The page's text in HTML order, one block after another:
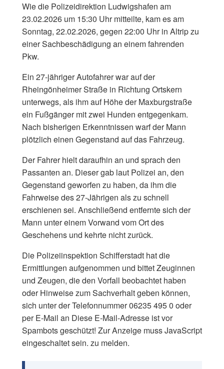
Wie die Polizeidirektion Ludwigshafen am
23.02.2026 um 15:30 Uhr mitteilte, kam es am
Sonntag, 22.02.2026, gegen 22:00 Uhr in Altrip zu
einer Sachbeschädigung an einem fahrenden
Pkw.
Ein 27-jähriger Autofahrer war auf der
Rheingönheimer Straße in Richtung Ortskern
unterwegs, als ihm auf Höhe der Maxburgstraße
ein Fußgänger mit zwei Hunden entgegenkam.
Nach bisherigen Erkenntnissen warf der Mann
plötzlich einen Gegenstand auf das Fahrzeug.
Der Fahrer hielt daraufhin an und sprach den
Passanten an. Dieser gab laut Polizei an, den
Gegenstand geworfen zu haben, da ihm die
Fahrweise des 27-Jährigen als zu schnell
erschienen sei. Anschließend entfernte sich der
Mann unter einem Vorwand vom Ort des
Geschehens und kehrte nicht zurück.
Die Polizeiinspektion Schifferstadt hat die
Ermittlungen aufgenommen und bittet Zeuginnen
und Zeugen, die den Vorfall beobachtet haben
oder Hinweise zum Sachverhalt geben können,
sich unter der Telefonnummer 06235 495 0 oder
per E-Mail an Diese E-Mail-Adresse ist vor
Spambots geschützt! Zur Anzeige muss JavaScript
eingeschaltet sein. zu melden.